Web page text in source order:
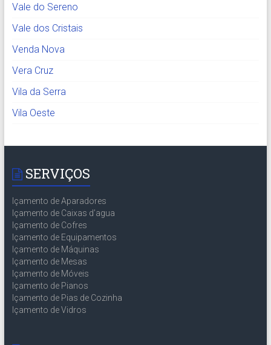
Vale do Sereno
Vale dos Cristais
Venda Nova
Vera Cruz
Vila da Serra
Vila Oeste
SERVIÇOS
Içamento de Aparadores
Içamento de Caixas d’agua
Içamento de Cofres
Içamento de Equipamentos
Içamento de Máquinas
Içamento de Mesas
Içamento de Móveis
Içamento de Pianos
Içamento de Pias de Cozinha
Içamento de Vidros